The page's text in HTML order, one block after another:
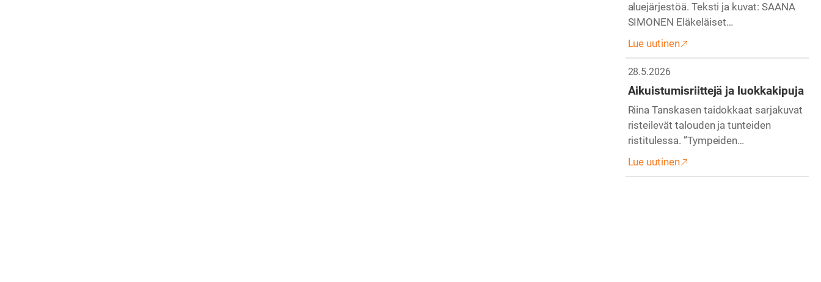
aluejärjestöä. Teksti ja kuvat: SAANA
SIMONEN Eläkeläiset…
Lue uutinen
28.5.2026
Aikuistumisriittejä ja luokkakipuja
Riina Tanskasen taidokkaat sarjakuvat
risteilevät talouden ja tunteiden
ristitulessa. ”Tympeiden…
Lue uutinen